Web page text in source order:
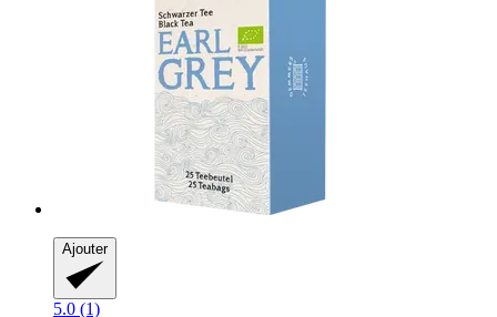
Ajouter
5.0 (1)